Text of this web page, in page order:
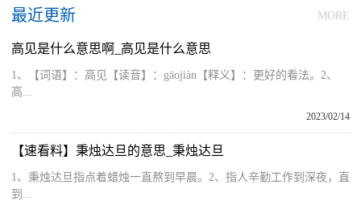
最近更新 MORE
高见是什么意思啊_高见是什么意思
1、【词语】：高见【读音】：gāojiàn【释义】：更好的看法。2、
高...
2023/02/14
【速看料】秉烛达旦的意思_秉烛达旦
1、秉烛达旦指点着蜡烛一直熬到早晨。2、指人辛勤工作到深夜，直
到...